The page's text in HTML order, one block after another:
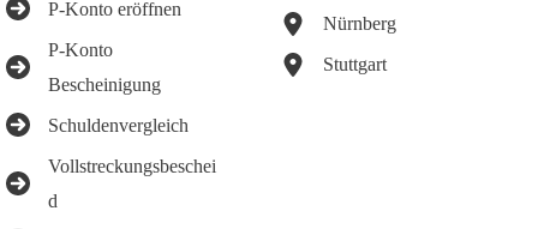
P-Konto eröffnen
P-Konto
Bescheinigung
Schuldenvergleich
Vollstreckungsbeschei
d
Nürnberg
Stuttgart